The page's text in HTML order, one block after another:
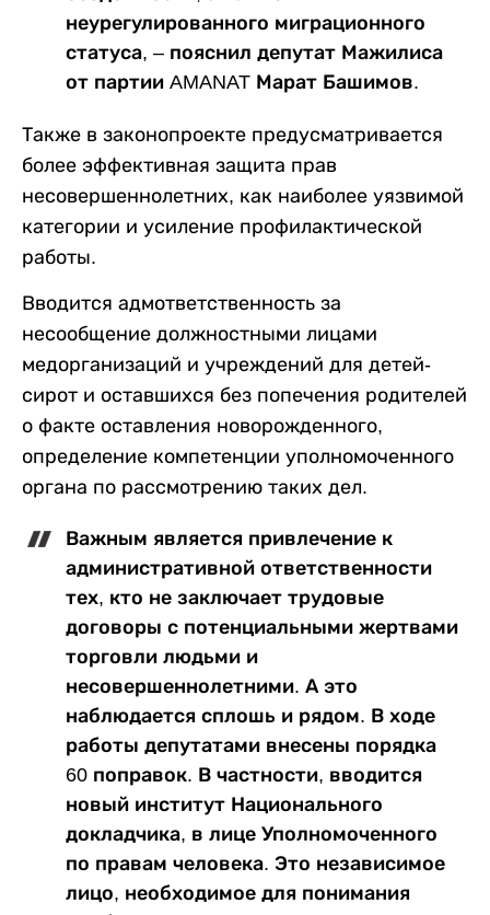
неурегулированного миграционного
статуса, – пояснил депутат Мажилиса
от партии AMANAT Марат Башимов.
Также в законопроекте предусматривается
более эффективная защита прав
несовершеннолетних, как наиболее уязвимой
категории и усиление профилактической
работы.
Вводится адмответственность за
несообщение должностными лицами
медорганизаций и учреждений для детей-
сирот и оставшихся без попечения родителей
о факте оставления новорожденного,
определение компетенции уполномоченного
органа по рассмотрению таких дел.
Важным является привлечение к
административной ответственности
тех, кто не заключает трудовые
договоры с потенциальными жертвами
торговли людьми и
несовершеннолетними. А это
наблюдается сплошь и рядом. В ходе
работы депутатами внесены порядка
60 поправок. В частности, вводится
новый институт Национального
докладчика, в лице Уполномоченного
по правам человека. Это независимое
лицо, необходимое для понимания